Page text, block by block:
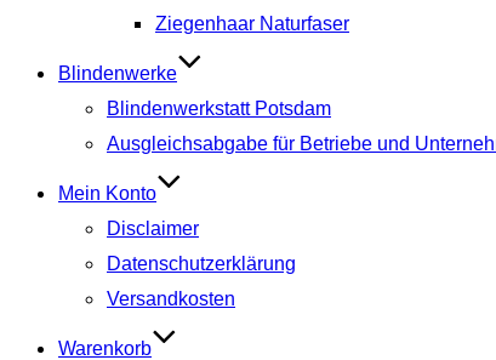
Ziegenhaar Naturfaser
Blindenwerke
Blindenwerkstatt Potsdam
Ausgleichsabgabe für Betriebe und
Mein Konto
Disclaimer
Datenschutzerklärung
Versandkosten
Warenkorb